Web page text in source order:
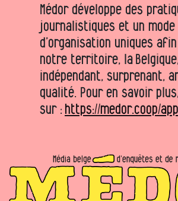
Médor développe des
journalistiques et un mode
d’organisation uniques
notre territoire, la
indépendant, surprenant,
qualité. Pour en savoir
sur : https://medor.coop/